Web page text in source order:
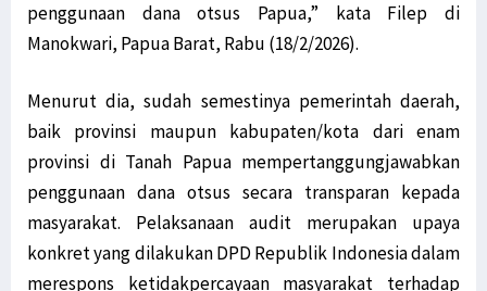
penggunaan dana otsus Papua,” kata Filep di
Manokwari, Papua Barat, Rabu (18/2/2026).
Menurut dia, sudah semestinya pemerintah daerah,
baik provinsi maupun kabupaten/kota dari enam
provinsi di Tanah Papua mempertanggungjawabkan
penggunaan dana otsus secara transparan kepada
masyarakat. Pelaksanaan audit merupakan upaya
konkret yang dilakukan DPD Republik Indonesia dalam
merespons ketidakpercayaan masyarakat terhadap